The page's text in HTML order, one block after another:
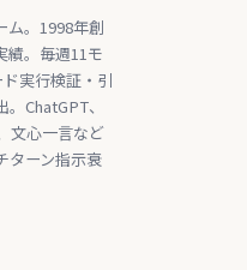
ム。1998年創
績。毎週11モ
実行検証・引
ChatGPT、
文心一言など
ターン指示衰